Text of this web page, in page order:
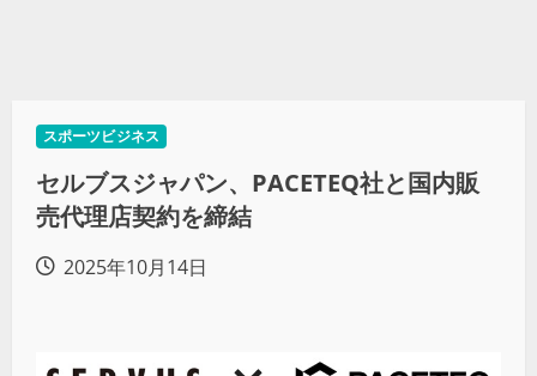
スポーツビジネス
セルブスジャパン、PACETEQ社と国内販
売代理店契約を締結
2025年10月14日